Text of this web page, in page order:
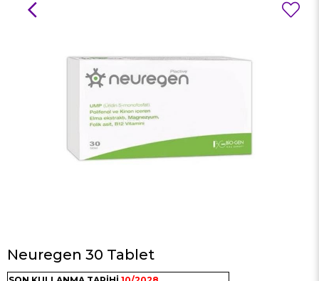
Neuregen 30 Tablet